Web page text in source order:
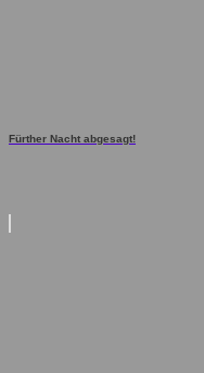
Fürther Nacht abgesagt!